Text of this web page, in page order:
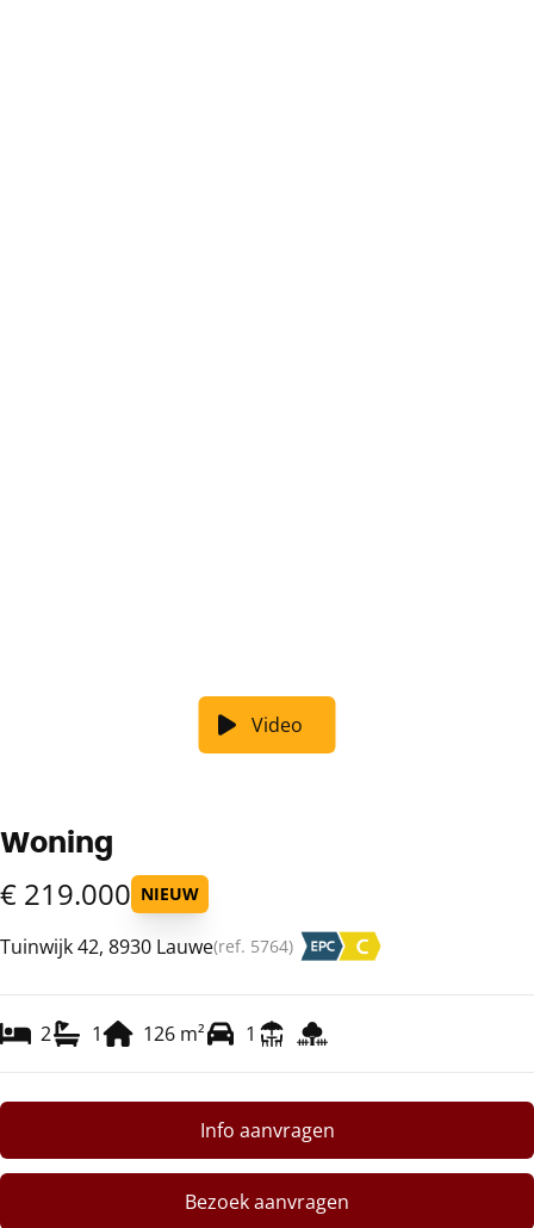
Video
Woning
€ 219.000 NIEUW
Tuinwijk 42, 8930 Lauwe(ref. 5764)
2 1 126 m² 1
Info aanvragen
Bezoek aanvragen